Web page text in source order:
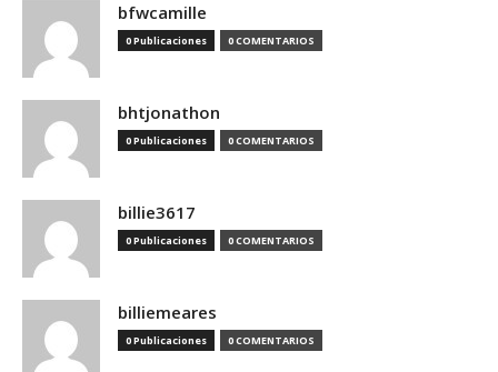
bfwcamille
0 Publicaciones 0 COMENTARIOS
bhtjonathon
0 Publicaciones 0 COMENTARIOS
billie3617
0 Publicaciones 0 COMENTARIOS
billiemeares
0 Publicaciones 0 COMENTARIOS